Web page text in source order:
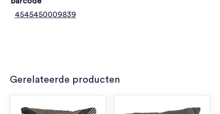
4545450009839
Gerelateerde producten